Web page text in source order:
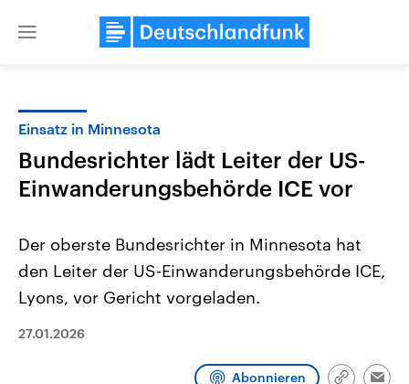
Close
2026
September 2026 einen neuen
Wirtschaftlich und
gehören die Vereinigten
Einsatz in Minnesota
Bundesrichter lädt Leiter der US-
Einwanderungsbehörde ICE vor
Der oberste Bundesrichter in Minnesota hat
den Leiter der US-Einwanderungsbehörde ICE,
Lyons, vor Gericht vorgeladen.
27.01.2026
Abonnieren